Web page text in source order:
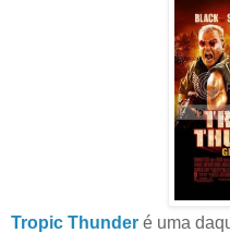
Tropic Thunder é uma